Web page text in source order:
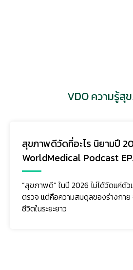
VDO ความรู้สุ
Palliative Care เต
สุดท้าย เพราะเราทุก
Palliative Care หรือการดู
หมายถึงการยอมแพ้ต่อโร